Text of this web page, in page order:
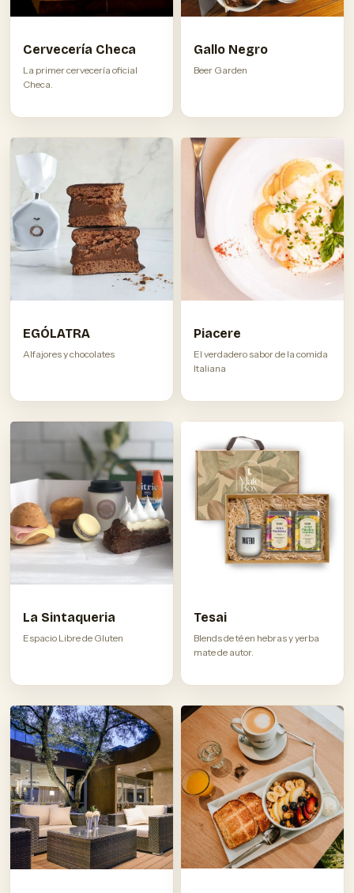
Cervecería Checa
La primer cervecería oficial
Checa.
Gallo Negro
Beer Garden
EGÓLATRA
Alfajores y chocolates
Piacere
El verdadero sabor de la comida
Italiana
La Sintaqueria
Espacio Libre de Gluten
Tesai
Blends de té en hebras y yerba
mate de autor.